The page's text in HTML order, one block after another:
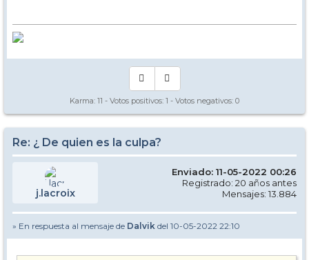
Karma: 11 - Votos positivos: 1 - Votos negativos: 0
Re: ¿ De quien es la culpa?
j.lacroix
Enviado: 11-05-2022 00:26
Registrado: 20 años antes
Mensajes: 13.884
» En respuesta al mensaje de Dalvik del 10-05-2022 22:10